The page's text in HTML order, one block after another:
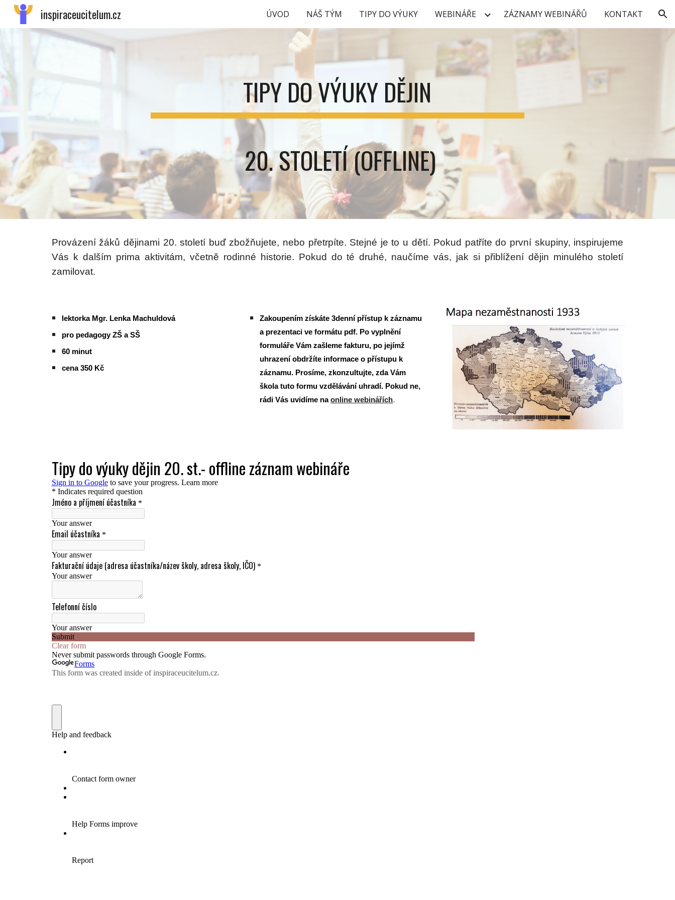
Skip to main content Skip to navigation
inspiraceucitelum.cz ÚVOD NÁŠ TÝM TIPY DO VÝUKY WEBINÁŘE ZÁZNAMY WEBINÁŘŮ KONTAKT
TIPY DO VÝUKY DĚJIN
20. STOLETÍ (OFFLINE)
Provázení žáků dějinami 20. století buď zbožňujete, nebo přetrpíte. Stejné je to u dětí. Pokud patříte do první skupiny, inspirujeme
Vás k dalším prima aktivitám, včetně rodinné historie. Pokud do té druhé, naučíme vás, jak si přiblížení dějin minulého století
zamilovat.
lektorka Mgr. Lenka Machuldová
pro pedagogy ZŠ a SŠ
60 minut
cena350 Kč
Zakoupením získáte 3denní přístup k záznamu
a prezentaci ve formátu pdf. Po vyplnění
formuláře Vám zašleme fakturu, po jejímž
uhrazení obdržíte informace o přístupu k
záznamu. Prosíme, zkonzultujte, zda Vám
škola tuto formu vzdělávání uhradí. Pokud ne,
rádi Vás uvidíme naonline webinářích.